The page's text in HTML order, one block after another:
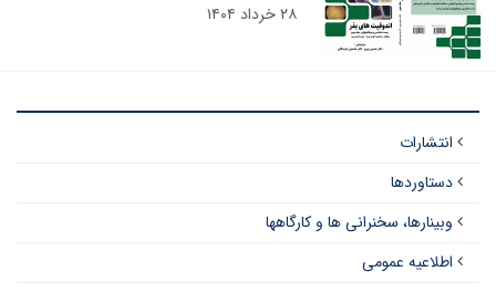
۲۸ خرداد ۱۴۰۴
انتشارات
دستاوردها
وبینارها، سخنرانی ها و کارگاهها
اطلاعیه عمومی